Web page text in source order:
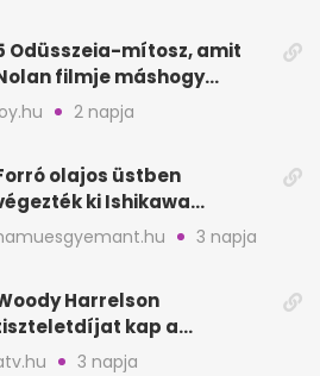
Odüsszeia-mítosz, amit
filmje máshogy
mint Homérosz
2 napja
olajos üstben
ki Ishikawa
Japán Robin
Hoodját
3 napja
Harrelson
kap a
Filmfesztiválon
3 napja